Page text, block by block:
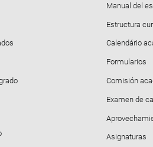
Manual del
Estructura
Calendário
Formularios
Comisión
Examen de
Asignaturas